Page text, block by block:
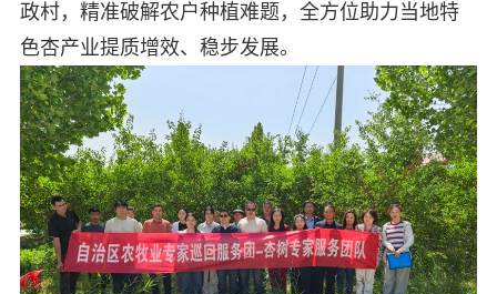
政村，精准破解农户种植难题，全方位助力当地特
色杏产业提质增效、稳步发展。